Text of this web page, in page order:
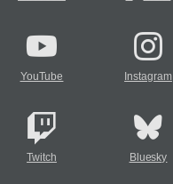
YouTube Instagram
Twitch Bluesky